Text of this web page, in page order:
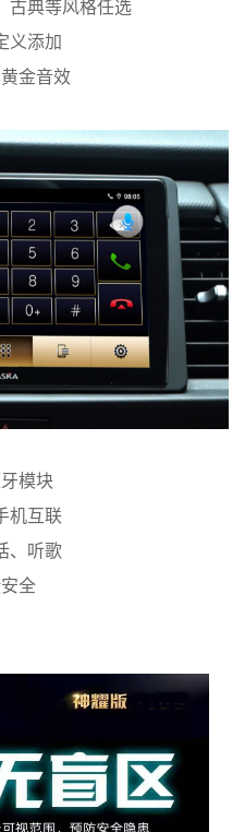
古典等风格任选
义添加
金音效
模块
机互联
、听歌
全